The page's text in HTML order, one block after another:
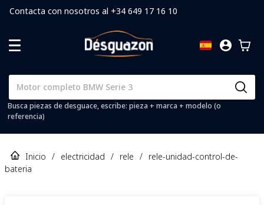
Contacta con nosotros al +34 649 17 16 10
Busca piezas de desguace, escribe: pieza + marca + modelo (o
referencia)
Inicio / electricidad / rele / rele-unidad-control-de-
bateria